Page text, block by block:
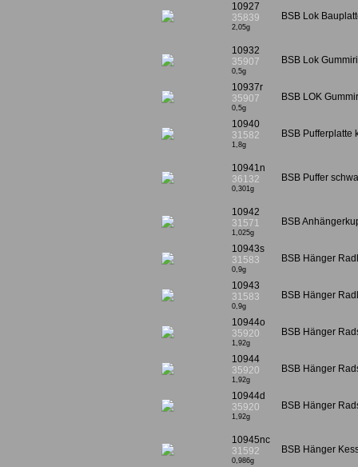
10927
35839
2,05g
BSB Lok
10932
35907
0,5g
BSB Lok
10937r
35907
0,5g
BSB LOK
10940
31582
1,8g
BSB Pufferplatte
10941n
36132
0,301g
BSB Puffer
10942
31571
1,025g
BSB
10943s
31583
0,9g
BSB Hänger
10943
31583
0,9g
BSB Hänger
10944o
35920
1,92g
BSB Hänger
10944
35920
1,92g
BSB Hänger
10944d
35920
1,92g
BSB Hänger
10945nc
31592
0,986g
BSB Hänger